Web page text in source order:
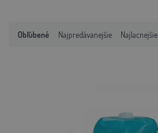
Obľúbené Najpredávanejšie Najlacnejšie